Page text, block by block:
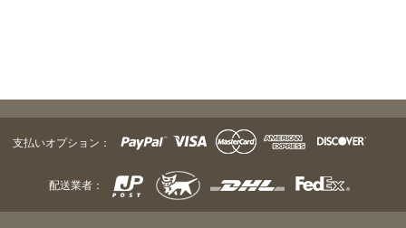
支払いオプション：
配送業者：